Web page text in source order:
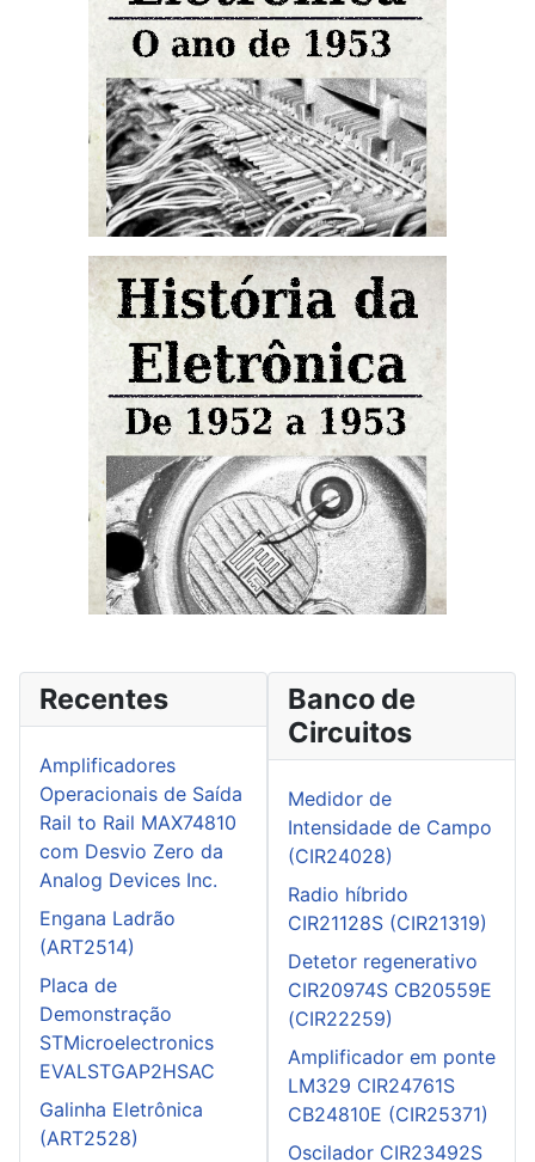
Recentes
Amplificadores
Operacionais de Saída
Rail to Rail MAX74810
com Desvio Zero da
Analog Devices Inc.
Engana Ladrão
(ART2514)
Placa de
Demonstração
STMicroelectronics
EVALSTGAP2HSAC
Galinha Eletrônica
(ART2528)
Banco de
Circuitos
Medidor de
Intensidade de Campo
(CIR24028)
Radio híbrido
CIR21128S (CIR21319)
Detetor regenerativo
CIR20974S CB20559E
(CIR22259)
Amplificador em ponte
LM329 CIR24761S
CB24810E (CIR25371)
Oscilador CIR23492S